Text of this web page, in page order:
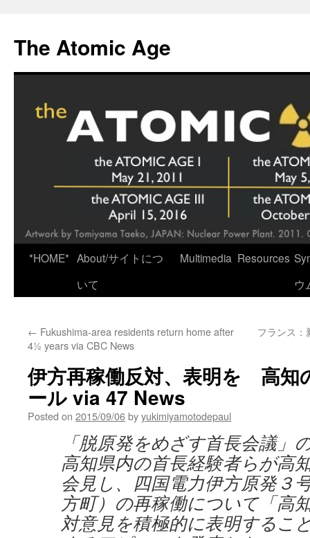
content
The Atomic Age
*HOME* About/サイトにつ
いて
Multimedia Resources
ウ
← Fukushima-area residents return home after
4½ years via CBC News
フランス
伊方再稼働反対、表明を 高知
ール via 47 News
Posted on 2015/09/06byyukimiyamotodepaul
「脱原発をめざす首長会議」
高知県内の首長経験者らが高
会見し、四国電力伊方原発３
方町）の再稼働について「高
対意見を積極的に表明するこ